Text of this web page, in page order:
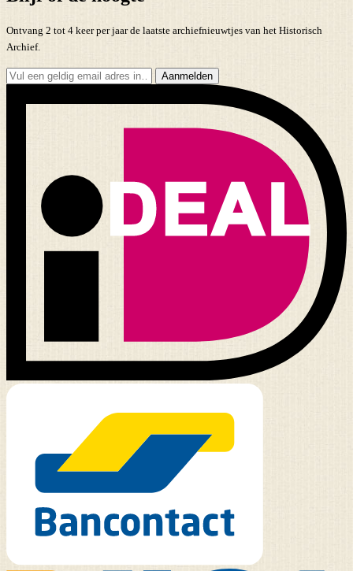
Ontvang 2 tot 4 keer per jaar de laatste archiefnieuwtjes van het Historisch
Archief.
Aanmelden